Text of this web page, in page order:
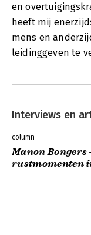
en
heeft mij
mens en
leidinggeven te
Interviews en
column
Manon
rustmomenten